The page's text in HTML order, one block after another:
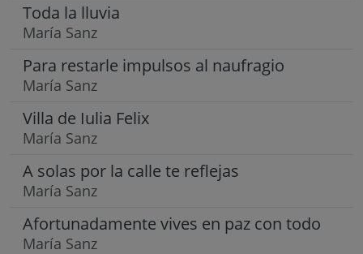
Toda la lluvia
María Sanz
Para restarle impulsos al naufragio
María Sanz
Villa de Iulia Felix
María Sanz
A solas por la calle te reflejas
María Sanz
Afortunadamente vives en paz con todo
María Sanz